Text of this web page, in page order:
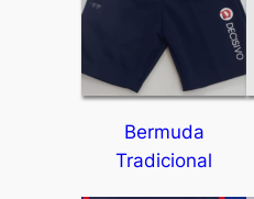
Bermuda
Tradicional